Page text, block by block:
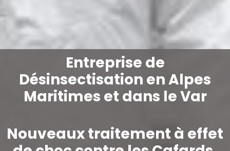
Entreprise de
Désinsectisation en Alpes
Maritimes et dans le Var
Nouveaux traitement à effet